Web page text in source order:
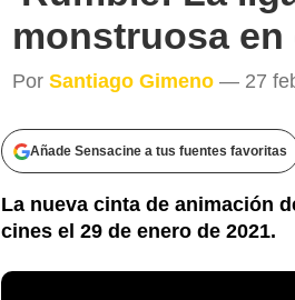
monstruosa
Por Santiago Gimeno — 27
Añade Sensacine a tus fuentes favoritas
La nueva cinta de animación
cines el 29 de enero de 2021.